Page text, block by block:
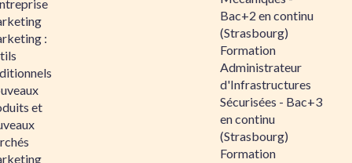
:
et
Bac+2 en continu
(Strasbourg)
Formation
Administrateur
d'Infrastructures
Sécurisées - Bac+3
en continu
(Strasbourg)
Formation